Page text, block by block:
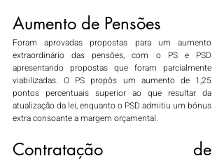
Aumento de Pensões
Foram aprovadas propostas para um aumento
extraordinário das pensões, com o PS e PSD
apresentando propostas que foram parcialmente
viabilizadas. O PS propôs um aumento de 1,25
pontos percentuais superior ao que resultar da
atualização da lei, enquanto o PSD admitiu um bónus
extra consoante a margem orçamental.
Contratação de